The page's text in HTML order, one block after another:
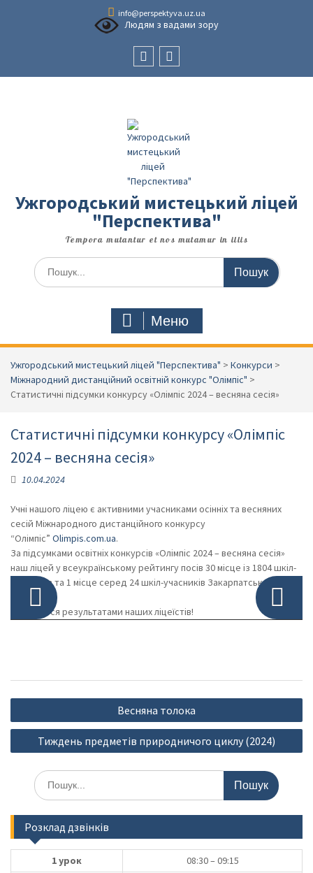
info@perspektyva.uz.ua
Людям з вадами зору
Ужгородський мистецький ліцей
"Перспектива"
Tempora mutantur et nos mutamur in illis
Шукати:
Меню
Ужгородський мистецький ліцей "Перспектива" > Конкурси >
Міжнародний дистанційний освітній конкурс "Олімпіс" >
Статистичні підсумки конкурсу «Олімпіс 2024 – весняна сесія»
Статистичні підсумки конкурсу «Олімпіс
2024 – весняна сесія»
10.04.2024
Учні нашого ліцею є активними учасниками осінніх та весняних
сесій Міжнародного дистанційного конкурсу
“Олімпіс” Olimpis.com.ua.
За підсумками освітніх конкурсів «Олімпіс 2024 – весняна сесія»
наш ліцей у всеукраїнському рейтингу посів 30 місце із 1804 шкіл-
учасників та 1 місце серед 24 шкіл-учасників Закарпатської
Пишаємося результатами наших ліцеїстів!
Фото: 1 з 2
Фото: 1 з 2
Навігація
записів
Весняна толока
Тиждень предметів природничого циклу (2024)
Шукати:
Розклад дзвінків
1 урок
08:30 – 09:15